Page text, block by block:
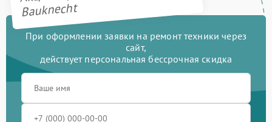
Bauknecht
При оформлении заявки на ремонт техники через
сайт,
действует персональная бессрочная скидка